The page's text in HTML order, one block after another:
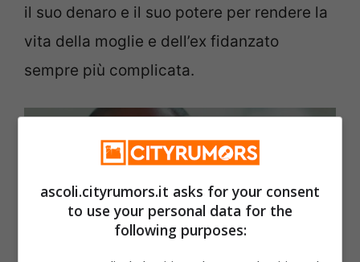
il suo denaro e il suo potere per rendere la
vita della moglie e dell’ex fidanzato
sempre più complicata.
ascoli.cityrumors.it asks for your consent
to use your personal data for the
following purposes: